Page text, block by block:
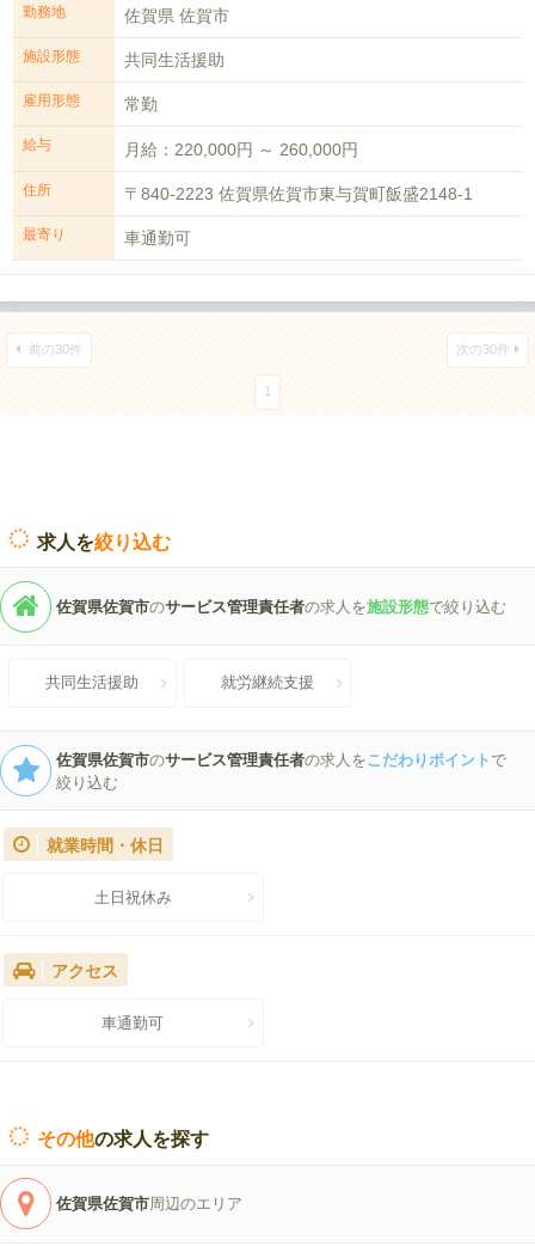
勤務地 佐賀県 佐賀市
施設形態 共同生活援助
雇用形態 常勤
給与 月給：220,000円 ～ 260,000円
住所 〒840-2223 佐賀県佐賀市東与賀町飯盛2148-1
最寄り 車通勤可
前の30件 次の30件
1
求人を絞り込む
佐賀県佐賀市のサービス管理責任者の求人を施設形態で絞り込む
共同生活援助 就労継続支援
佐賀県佐賀市のサービス管理責任者の求人をこだわりポイント で
絞り込む
就業時間・休日
土日祝休み
アクセス
車通勤可
その他の求人を探す
佐賀県佐賀市周辺のエリア